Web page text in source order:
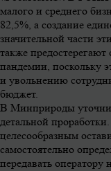
малого и среднего
82,5%, а создание
значительной части
также
пандемии, поскольку
и увольнению
бюджет.
В Минприроды
детальной
целесообразным
самостоятельно
передавать